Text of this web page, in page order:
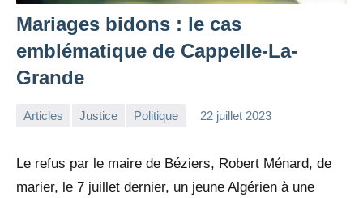
Mariages bidons : le cas
emblématique de Cappelle-La-
Grande
Articles Justice Politique 22 juillet 2023
Le refus par le maire de Béziers, Robert Ménard, de
marier, le 7 juillet dernier, un jeune Algérien à une